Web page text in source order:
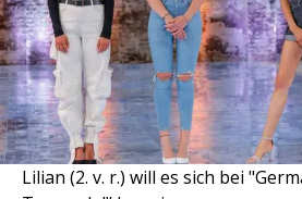
Lilian (2. v. r.) will es sich bei